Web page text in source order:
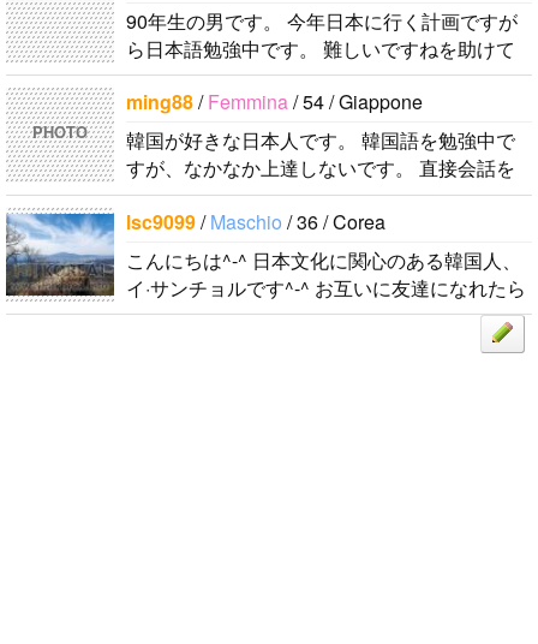
90年生の男です。 今年日本に行く計画ですが
ら日本語勉強中です。 難しいですねを助けて
ください! 親しくなれば通話もしましょう。 男
女関係ないが、歳は大学生以上だったらいい..
PHOTO
ming88/Femmina/ 54 / Giappone
韓国が好きな日本人です。 韓国語を勉強中で
すが、なかなか上達しないです。 直接会話を
する機会もないので、メッセージを通じて韓国
語を教えてもらいながら仲良くなれたら嬉..
lsc9099/Maschio / 36 / Corea
こんにちは^-^ 日本文化に関心のある韓国人、
イ·サンチョルです^-^ お互いに友達になれたら
いいなと思います^-^ どうぞよろしくお願いし